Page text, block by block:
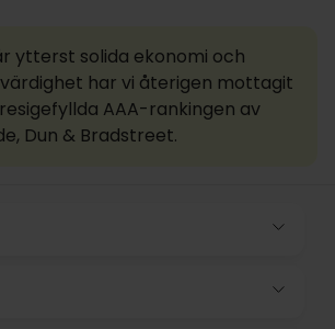
ytterst solida ekonomi och
har vi återigen mottagit
AAA-rankingen av
Dun & Bradstreet.